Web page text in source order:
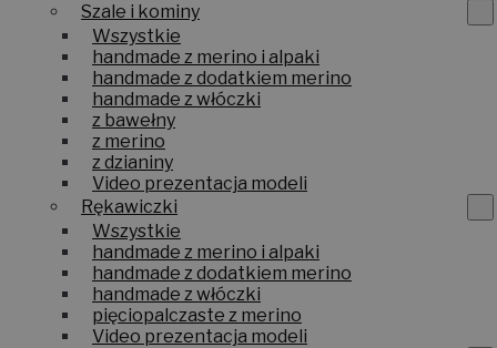
Szale i kominy
Wszystkie
handmade z merino i alpaki
handmade z dodatkiem merino
handmade z włóczki
z bawełny
z merino
z dzianiny
Video prezentacja modeli
Rękawiczki
Wszystkie
handmade z merino i alpaki
handmade z dodatkiem merino
handmade z włóczki
pięciopalczaste z merino
Video prezentacja modeli